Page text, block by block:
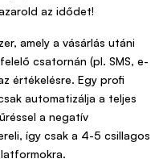
az idődet!
amely a vásárlás utáni
csatornán (pl. SMS, e-
értékelésre. Egy profi
automatizálja a teljes
a negatív
így csak a 4-5 csillagos